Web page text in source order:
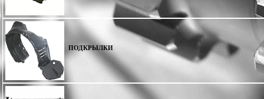
ПОДКРЫЛКИ